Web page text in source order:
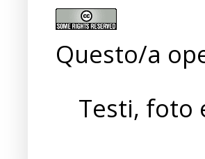
Questo/a
Testi, foto